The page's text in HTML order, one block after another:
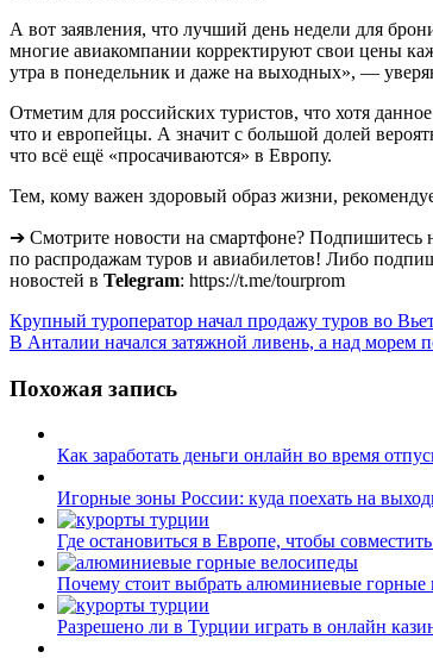
А вот заявления, что лучший день недели для
многие авиакомпании корректируют свои цены
утра в понедельник и даже на выходных», —
Отметим для российских туристов, что хотя
что и европейцы. А значит с большой долей
что всё ещё «просачиваются» в Европу.
Тем, кому важен здоровый образ жизни,
➔ Смотрите новости на смартфоне? Подпишитесь
по распродажам туров и авиабилетов! Либо
новостей в Telegram: https://t.me/tourprom
Навигация
по
записям
Крупный туроператор начал продажу туров во
В Анталии начался затяжной ливень, а над морем
Похожая запись
Как заработать деньги онлайн во время
Игорные зоны России: куда поехать на
Где остановиться в Европе, чтобы
Почему стоит выбрать алюминиевые горные
Разрешено ли в Турции играть в онлайн